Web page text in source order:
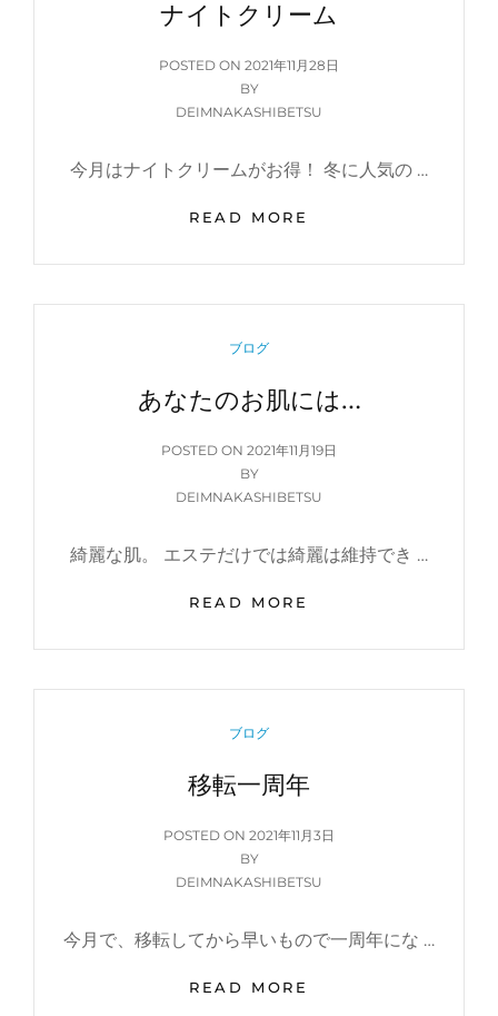
は
ご
ナイトクリーム
POSTED ON POSTED
ON
2021年11月28日
BY
DEIMNAKASHIBETSU
今月はナイトクリームがお得！ 冬に人気の …
READ MORE
ト
リ
CATEGORIES
ブログ
あなたのお肌には…
POSTED ON POSTED
ON
2021年11月19日
BY
DEIMNAKASHIBETSU
綺麗な肌。 エステだけでは綺麗は維持でき …
READ MORE
た
お
CATEGORIES
ブログ
移転一周年
POSTED ON POSTED
ON
2021年11月3日
BY
DEIMNAKASHIBETSU
今月で、移転してから早いもので一周年にな …
READ MORE